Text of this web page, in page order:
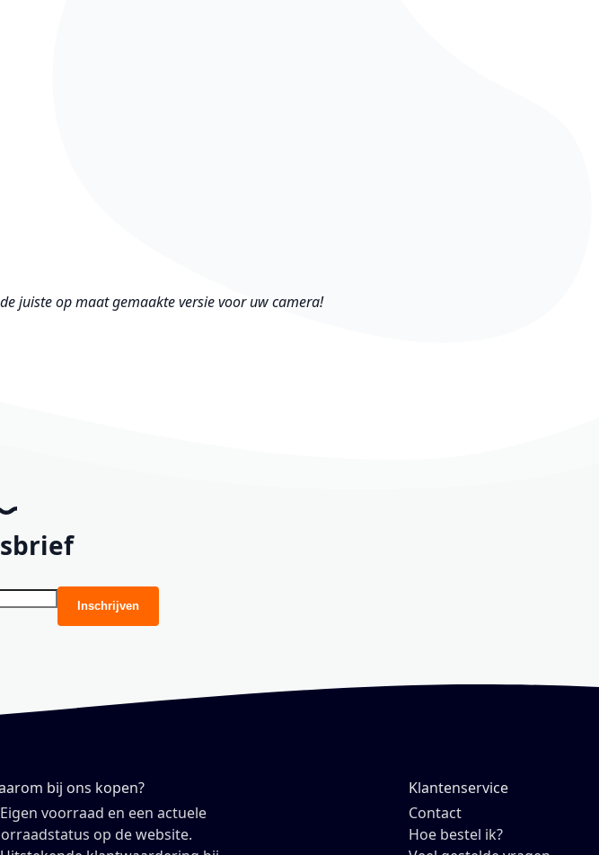
juiste op maat gemaakte versie voor uw camera!
Inschrijven
bij ons kopen?
voorraad en een actuele
op de website.
Klantenservice
Contact
Hoe bestel ik?